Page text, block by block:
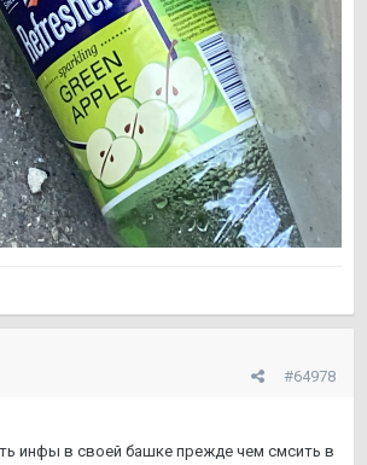
#64978
инфы в своей башке прежде чем смсить в